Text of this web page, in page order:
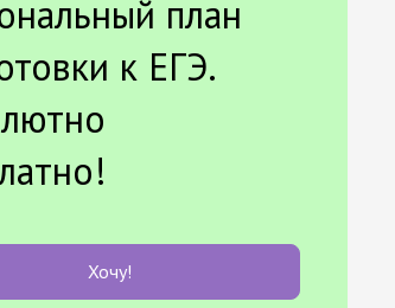
план
к ЕГЭ.
Хочу!